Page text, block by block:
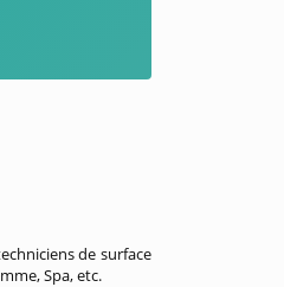
de surface
Spa, etc.